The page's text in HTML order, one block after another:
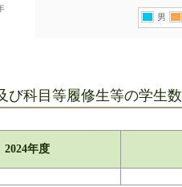
男
科目等履修生等の学生数
2024年度